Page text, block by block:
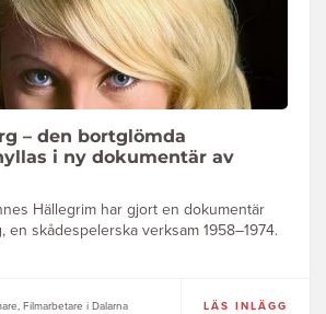
– den bortglömda
i ny dokumentär av
Hällegrim har gjort en dokumentär
en skådespelerska verksam 1958–1974.
Filmarbetare i Dalarna LÄS INLÄGG